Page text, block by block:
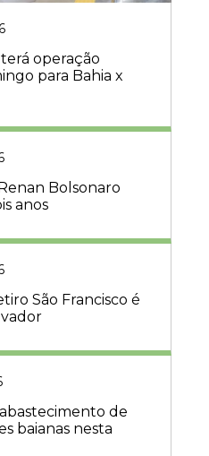
operação
para Bahia x
Bolsonaro
anos
São Francisco é
de
baianas nesta